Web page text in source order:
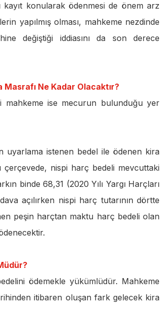
konularak ödenmesi de önem arz
yapılmış olması, mahkeme nezdinde
değiştiği iddiasını da son derece
Ne Kadar Olacaktır?
mahkeme ise mecurun bulunduğu yer
uyarlama istenen bedel ile ödenen kira
çerçevede, nispi harç bedeli mevcuttaki
binde 68,31 (2020 Yılı Yargı Harçları
açılırken nispi harç tutarının dörtte
peşin harçtan maktu harç bedeli olan
ödemekle yükümlüdür. Mahkeme
itibaren oluşan fark gelecek kira